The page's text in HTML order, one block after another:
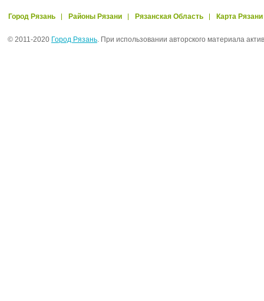
Город Рязань Районы Рязани Рязанская Область Карта Рязани
© 2011-2020 Город Рязань. При использовании авторского материала